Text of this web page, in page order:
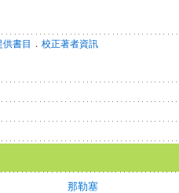
書目 ． 校正著者資訊
那勒塞